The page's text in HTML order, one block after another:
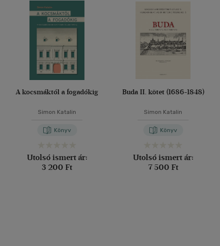
A kocsmáktól a fogadókig
Simon Katalin
Könyv
Utolsó ismert ár:
3 200 Ft
Buda II. kötet (1686-1848)
Simon Katalin
Könyv
Utolsó ismert ár:
7 500 Ft